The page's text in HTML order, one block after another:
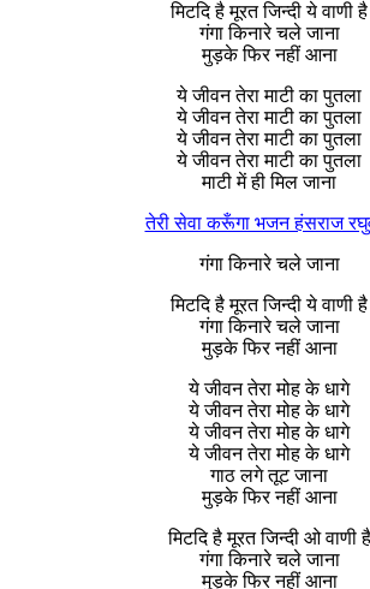
मिटदि है मूरत जिन्दी ये वाणी है
गंगा किनारे चले जाना
मुड़के फिर नहीं आना
ये जीवन तेरा माटी का पुतला
ये जीवन तेरा माटी का पुतला
ये जीवन तेरा माटी का पुतला
ये जीवन तेरा माटी का पुतला
माटी में ही मिल जाना
तेरी सेवा करूँगा भजन हंसराज
गंगा किनारे चले जाना
मिटदि है मूरत जिन्दी ये वाणी है
गंगा किनारे चले जाना
मुड़के फिर नहीं आना
ये जीवन तेरा मोह के धागे
ये जीवन तेरा मोह के धागे
ये जीवन तेरा मोह के धागे
ये जीवन तेरा मोह के धागे
गाठ लगे तूट जाना
मुड़के फिर नहीं आना
मिटदि है मूरत जिन्दी ओ वाणी है
गंगा किनारे चले जाना
मुड़के फिर नहीं आना